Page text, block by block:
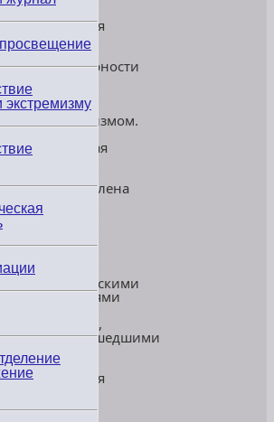
сентября
—
день
солидарности
с
терроризмом.
памятная
установлена
и
трагическими
событиями
Беслане,
произошедшими
1-
3
сентября
года.
экстремизму